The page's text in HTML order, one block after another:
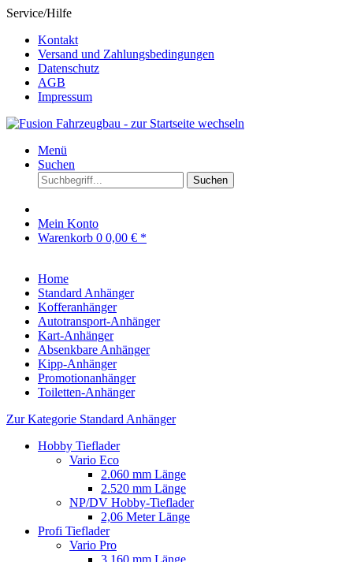
Service/Hilfe
Kontakt
Versand und Zahlungsbedingungen
Datenschutz
AGB
Impressum
Menü
Suchen
Suchen
Mein Konto
Warenkorb 0 0,00 € *
Home
Standard Anhänger
Kofferanhänger
Autotransport-Anhänger
Kart-Anhänger
Absenkbare Anhänger
Kipp-Anhänger
Promotionanhänger
Toiletten-Anhänger
Zur Kategorie Standard Anhänger
Hobby Tieflader
Vario Eco
2.060 mm Länge
2.520 mm Länge
NP/DV Hobby-Tieflader
2,06 Meter Länge
Profi Tieflader
Vario Pro
3.160 mm Länge